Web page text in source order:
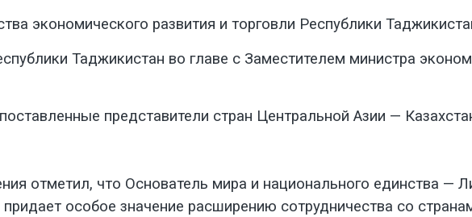
экономического развития и торговли Республики
Таджикистан во главе с Заместителем министра
представители стран Центральной Азии —
отметил, что Основатель мира и национального единства —
особое значение расширению сотрудничества со